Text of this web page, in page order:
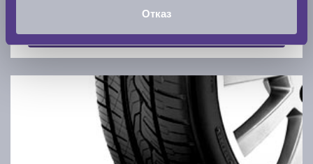
Отказ
Покажи гуми